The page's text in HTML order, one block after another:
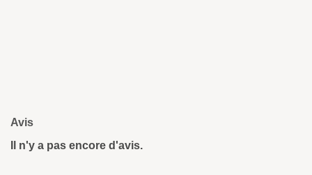
Avis
Il n'y a pas encore d'avis.